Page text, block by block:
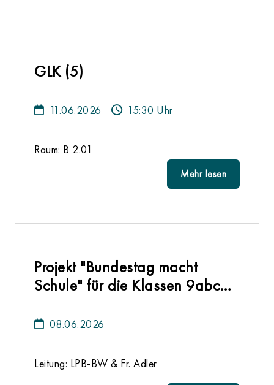
GLK (5)
11.06.2026 15:30 Uhr
Raum: B 2.01
Mehr lesen
Projekt "Bundestag macht
Schule" für die Klassen 9abc
08.06.2026
Leitung: LPB-BW & Fr. Adler